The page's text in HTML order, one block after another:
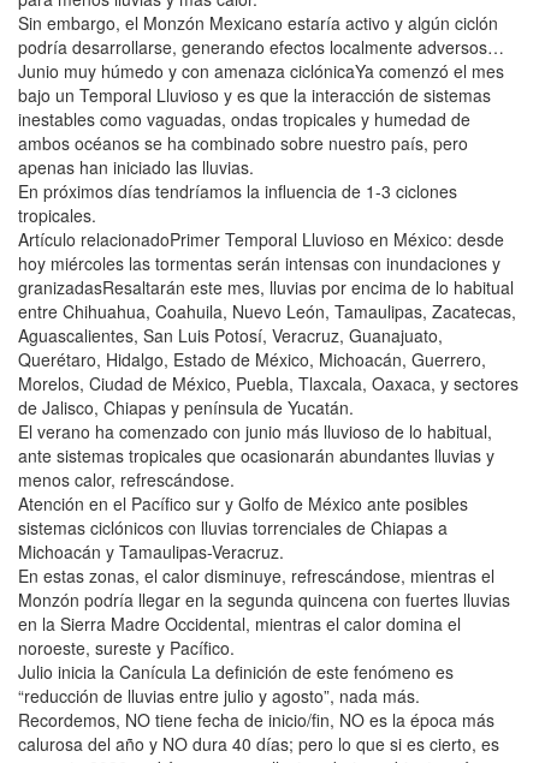
Sin embargo, el Monzón Mexicano estaría activo y algún ciclón
podría desarrollarse, generando efectos localmente adversos…
Junio muy húmedo y con amenaza ciclónicaYa comenzó el mes
bajo un Temporal Lluvioso y es que la interacción de sistemas
inestables como vaguadas, ondas tropicales y humedad de
ambos océanos se ha combinado sobre nuestro país, pero
apenas han iniciado las lluvias.
En próximos días tendríamos la influencia de 1-3 ciclones
tropicales.
Artículo relacionadoPrimer Temporal Lluvioso en México: desde
hoy miércoles las tormentas serán intensas con inundaciones y
granizadasResaltarán este mes, lluvias por encima de lo habitual
entre Chihuahua, Coahuila, Nuevo León, Tamaulipas, Zacatecas,
Aguascalientes, San Luis Potosí, Veracruz, Guanajuato,
Querétaro, Hidalgo, Estado de México, Michoacán, Guerrero,
Morelos, Ciudad de México, Puebla, Tlaxcala, Oaxaca, y sectores
de Jalisco, Chiapas y península de Yucatán.
El verano ha comenzado con junio más lluvioso de lo habitual,
ante sistemas tropicales que ocasionarán abundantes lluvias y
menos calor, refrescándose.
Atención en el Pacífico sur y Golfo de México ante posibles
sistemas ciclónicos con lluvias torrenciales de Chiapas a
Michoacán y Tamaulipas-Veracruz.
En estas zonas, el calor disminuye, refrescándose, mientras el
Monzón podría llegar en la segunda quincena con fuertes lluvias
en la Sierra Madre Occidental, mientras el calor domina el
noroeste, sureste y Pacífico.
Julio inicia la Canícula La definición de este fenómeno es
“reducción de lluvias entre julio y agosto”, nada más.
Recordemos, NO tiene fecha de inicio/fin, NO es la época más
calurosa del año y NO dura 40 días; pero lo que si es cierto, es